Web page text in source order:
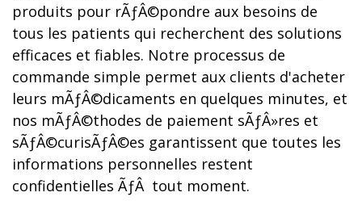
produits pour rÃƒÂ©pondre aux besoins de
tous les patients qui recherchent des solutions
efficaces et fiables. Notre processus de
commande simple permet aux clients d'acheter
leurs mÃƒÂ©dicaments en quelques minutes, et
nos mÃƒÂ©thodes de paiement sÃƒÂ»res et
sÃƒÂ©curisÃƒÂ©es garantissent que toutes les
informations personnelles restent
confidentielles ÃƒÂ tout moment.